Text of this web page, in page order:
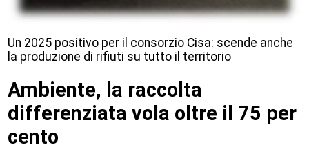
Un 2025 positivo per il consorzio Cisa: scende anche
la produzione di rifiuti su tutto il territorio
Ambiente, la raccolta
differenziata vola oltre il 75 per
cento